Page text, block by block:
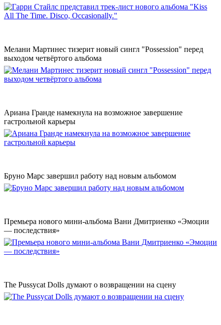
Мелани Мартинес тизерит новый сингл "Possession" перед
выходом четвёртого альбома
Ариана Гранде намекнула на возможное завершение
гастрольной карьеры
Бруно Марс завершил работу над новым альбомом
Премьера нового мини-альбома Вани Дмитриенко «Эмоции
— последствия»
The Pussycat Dolls думают о возвращении на сцену